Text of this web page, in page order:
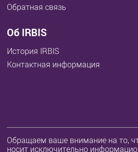
Обратная связь
Об IRBIS
История IRBIS
Контактная информация
Обращаем ваше внимание на то,
носит исключительно